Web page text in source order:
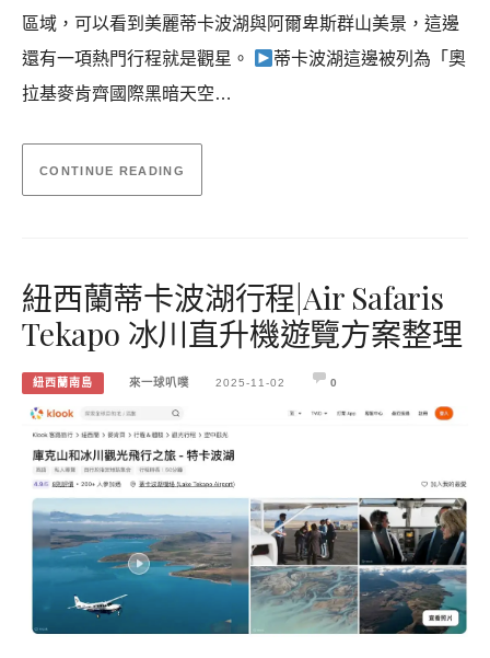
區域，可以看到美麗蒂卡波湖與阿爾卑斯群山美景，這邊
還有一項熱門行程就是觀星。
蒂卡波湖這邊被列為「奧
拉基麥肯齊國際黑暗天空…
CONTINUE READING
紐西蘭蒂卡波湖行程|Air Safaris
Tekapo 冰川直升機遊覽方案整理
紐西蘭南島 來一球叭噗 2025-11-02 0